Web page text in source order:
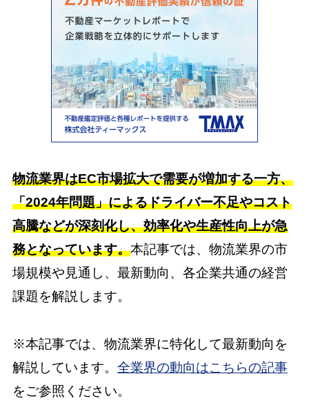
物流業界はEC市場拡大で需要が増加する一方、
「2024年問題」によるドライバー不足やコスト
高騰などが深刻化し、効率化や生産性向上が急
務となっています。本記事では、物流業界の市
場規模や見通し、最新動向、各企業共通の経営
課題を解説します。
※本記事では、物流業界に特化して最新動向を
解説しています。 全業界の動向はこちらの記事
をご参照ください。